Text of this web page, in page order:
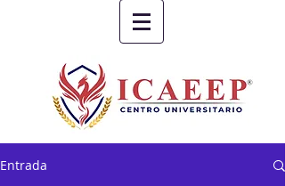
Entrada